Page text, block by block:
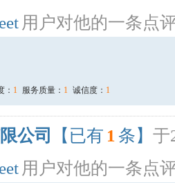
用户对他的一条点
： 1 服务质量： 1 诚信度： 1
公司 【已有 1 条】 于
用户对他的一条点